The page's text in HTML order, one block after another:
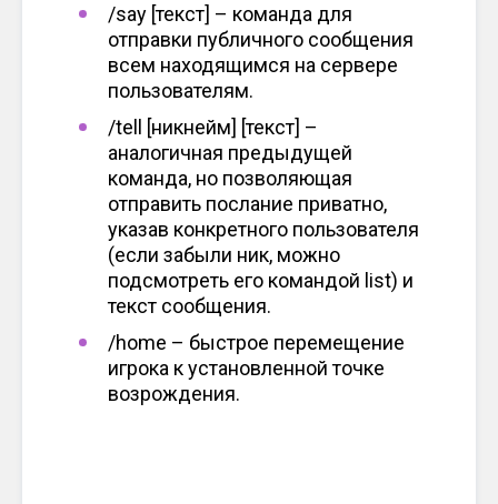
/say [текст] – команда для
отправки публичного сообщения
всем находящимся на сервере
пользователям.
/tell [никнейм] [текст] –
аналогичная предыдущей
команда, но позволяющая
отправить послание приватно,
указав конкретного пользователя
(если забыли ник, можно
подсмотреть его командой list) и
текст сообщения.
/home – быстрое перемещение
игрока к установленной точке
возрождения.